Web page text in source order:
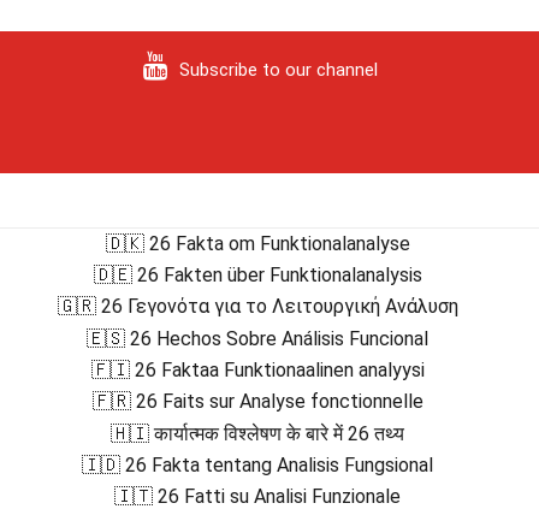
Subscribe to our channel
🇩🇰 26 Fakta om Funktionalanalyse
🇩🇪 26 Fakten über Funktionalanalysis
🇬🇷 26 Γεγονότα για το Λειτουργική Ανάλυση
🇪🇸 26 Hechos Sobre Análisis Funcional
🇫🇮 26 Faktaa Funktionaalinen analyysi
🇫🇷 26 Faits sur Analyse fonctionnelle
🇭🇮 कार्यात्मक विश्लेषण के बारे में 26 तथ्य
🇮🇩 26 Fakta tentang Analisis Fungsional
🇮🇹 26 Fatti su Analisi Funzionale